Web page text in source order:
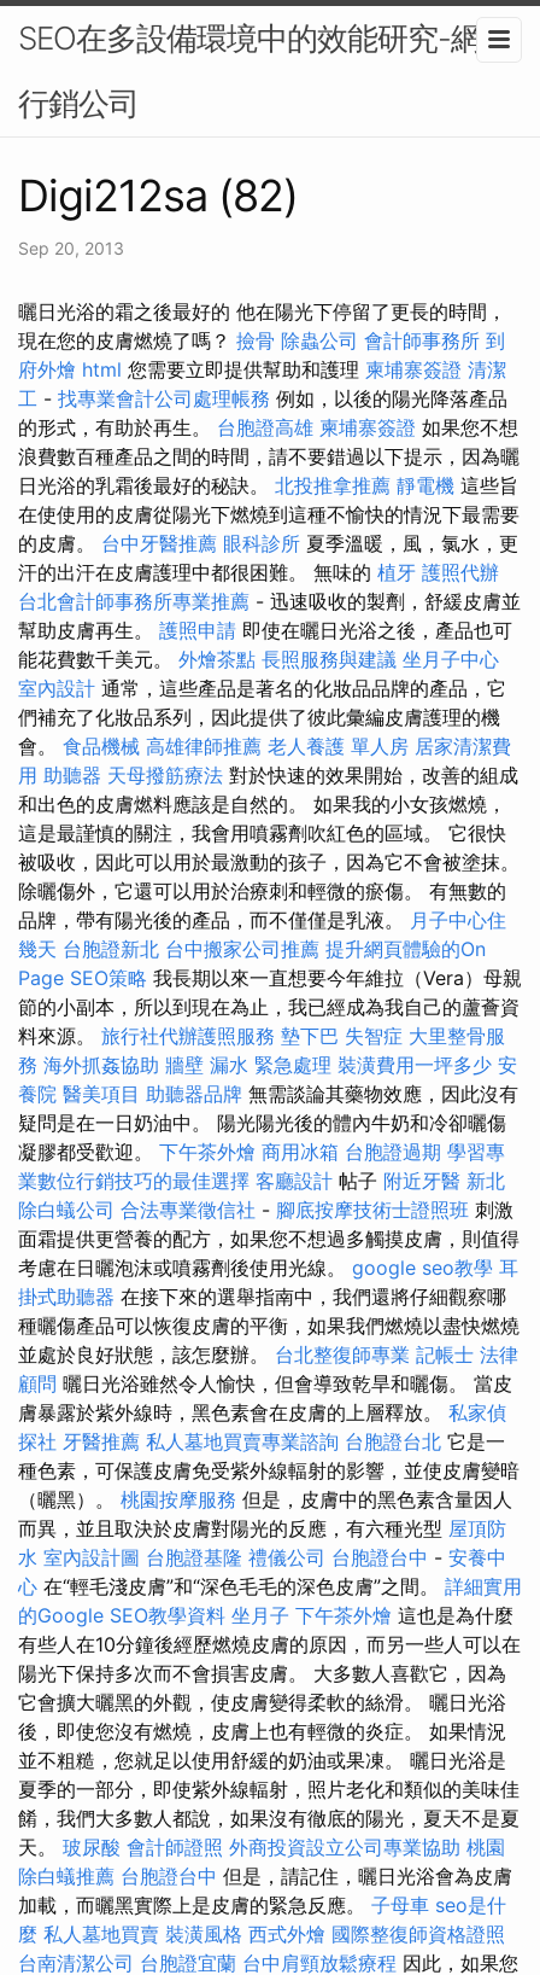
SEO在多設備環境中的效能研究-網路
行銷公司
Digi212sa (82)
Sep 20, 2013
曬日光浴的霜之後最好的 他在陽光下停留了更長的時間，
現在您的皮膚燃燒了嗎？ 撿骨 除蟲公司 會計師事務所 到
府外燴 html 您需要立即提供幫助和護理 柬埔寨簽證 清潔
工 - 找專業會計公司處理帳務 例如，以後的陽光降落產品
的形式，有助於再生。 台胞證高雄 柬埔寨簽證 如果您不想
浪費數百種產品之間的時間，請不要錯過以下提示，因為曬
日光浴的乳霜後最好的秘訣。 北投推拿推薦 靜電機 這些旨
在使使用的皮膚從陽光下燃燒到這種不愉快的情況下最需要
的皮膚。 台中牙醫推薦 眼科診所 夏季溫暖，風，氯水，更
汗的出汗在皮膚護理中都很困難。 無味的 植牙 護照代辦
台北會計師事務所專業推薦 - 迅速吸收的製劑，舒緩皮膚並
幫助皮膚再生。 護照申請 即使在曬日光浴之後，產品也可
能花費數千美元。 外燴茶點 長照服務與建議 坐月子中心
室內設計 通常，這些產品是著名的化妝品品牌的產品，它
們補充了化妝品系列，因此提供了彼此彙編皮膚護理的機
會。 食品機械 高雄律師推薦 老人養護 單人房 居家清潔費
用 助聽器 天母撥筋療法 對於快速的效果開始，改善的組成
和出色的皮膚燃料應該是自然的。 如果我的小女孩燃燒，
這是最謹慎的關注，我會用噴霧劑吹紅色的區域。 它很快
被吸收，因此可以用於最激動的孩子，因為它不會被塗抹。
除曬傷外，它還可以用於治療刺和輕微的瘀傷。 有無數的
品牌，帶有陽光後的產品，而不僅僅是乳液。 月子中心住
幾天 台胞證新北 台中搬家公司推薦 提升網頁體驗的On
Page SEO策略 我長期以來一直想要今年維拉（Vera）母親
節的小副本，所以到現在為止，我已經成為我自己的蘆薈資
料來源。 旅行社代辦護照服務 墊下巴 失智症 大里整骨服
務 海外抓姦協助 牆壁 漏水 緊急處理 裝潢費用一坪多少 安
養院 醫美項目 助聽器品牌 無需談論其藥物效應，因此沒有
疑問是在一日奶油中。 陽光陽光後的體內牛奶和冷卻曬傷
凝膠都受歡迎。 下午茶外燴 商用冰箱 台胞證過期 學習專
業數位行銷技巧的最佳選擇 客廳設計 帖子 附近牙醫 新北
除白蟻公司 合法專業徵信社 - 腳底按摩技術士證照班 刺激
面霜提供更營養的配方，如果您不想過多觸摸皮膚，則值得
考慮在日曬泡沫或噴霧劑後使用光線。 google seo教學 耳
掛式助聽器 在接下來的選舉指南中，我們還將仔細觀察哪
種曬傷產品可以恢復皮膚的平衡，如果我們燃燒以盡快燃燒
並處於良好狀態，該怎麼辦。 台北整復師專業 記帳士 法律
顧問 曬日光浴雖然令人愉快，但會導致乾旱和曬傷。 當皮
膚暴露於紫外線時，黑色素會在皮膚的上層釋放。 私家偵
探社 牙醫推薦 私人墓地買賣專業諮詢 台胞證台北 它是一
種色素，可保護皮膚免受紫外線輻射的影響，並使皮膚變暗
（曬黑）。 桃園按摩服務 但是，皮膚中的黑色素含量因人
而異，並且取決於皮膚對陽光的反應，有六種光型 屋頂防
水 室內設計圖 台胞證基隆 禮儀公司 台胞證台中 - 安養中
心 在“輕毛淺皮膚”和“深色毛毛的深色皮膚”之間。 詳細實用
的Google SEO教學資料 坐月子 下午茶外燴 這也是為什麼
有些人在10分鐘後經歷燃燒皮膚的原因，而另一些人可以在
陽光下保持多次而不會損害皮膚。 大多數人喜歡它，因為
它會擴大曬黑的外觀，使皮膚變得柔軟的絲滑。 曬日光浴
後，即使您沒有燃燒，皮膚上也有輕微的炎症。 如果情況
並不粗糙，您就足以使用舒緩的奶油或果凍。 曬日光浴是
夏季的一部分，即使紫外線輻射，照片老化和類似的美味佳
餚，我們大多數人都說，如果沒有徹底的陽光，夏天不是夏
天。 玻尿酸 會計師證照 外商投資設立公司專業協助 桃園
除白蟻推薦 台胞證台中 但是，請記住，曬日光浴會為皮膚
加載，而曬黑實際上是皮膚的緊急反應。 子母車 seo是什
麼 私人墓地買賣 裝潢風格 西式外燴 國際整復師資格證照
台南清潔公司 台胞證宜蘭 台中肩頸放鬆療程 因此，如果您